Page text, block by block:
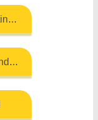
Landschapsinrichting & Buitenbouw
Huisreparatie & Onderhoud